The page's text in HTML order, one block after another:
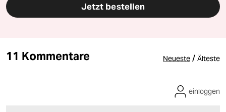
Jetzt bestellen
11 Kommentare Neueste / Älteste
einloggen